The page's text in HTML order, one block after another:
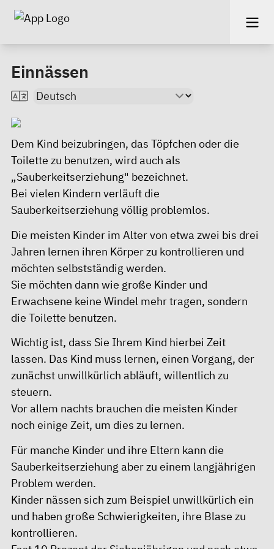
Einnässen
Dem Kind beizubringen, das Töpfchen oder die
Toilette zu benutzen, wird auch als
„Sauberkeitserziehung" bezeichnet.
Bei vielen Kindern verläuft die
Sauberkeitserziehung völlig problemlos.
Die meisten Kinder im Alter von etwa zwei bis drei
Jahren lernen ihren Körper zu kontrollieren und
möchten selbstständig werden.
Sie möchten dann wie große Kinder und
Erwachsene keine Windel mehr tragen, sondern
die Toilette benutzen.
Wichtig ist, dass Sie Ihrem Kind hierbei Zeit
lassen. Das Kind muss lernen, einen Vorgang, der
zunächst unwillkürlich abläuft, willentlich zu
steuern.
Vor allem nachts brauchen die meisten Kinder
noch einige Zeit, um dies zu lernen.
Für manche Kinder und ihre Eltern kann die
Sauberkeitserziehung aber zu einem langjährigen
Problem werden.
Kinder nässen sich zum Beispiel unwillkürlich ein
und haben große Schwierigkeiten, ihre Blase zu
kontrollieren.